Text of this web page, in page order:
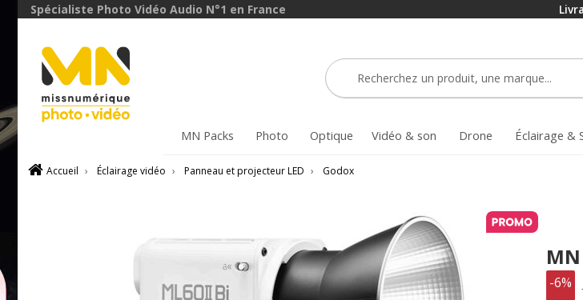
Spécialiste Photo Vidéo Audio N°1 en France
MN Packs Photo Optique Vidéo & son Drone Éclairage &
Accueil › Éclairage vidéo › Panneau et projecteur LED › Godox
GARGNML60
VOIR L'OFFRE
avec le code
VOIR L'OFFRE
-6%